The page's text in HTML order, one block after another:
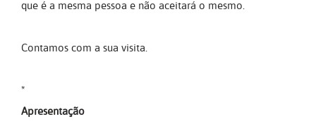
que é a mesma pessoa e não aceitará o mesmo.
Contamos com a sua visita.
*
Apresentação